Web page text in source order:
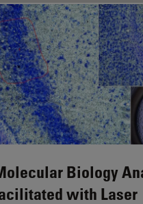
Biology
with Laser